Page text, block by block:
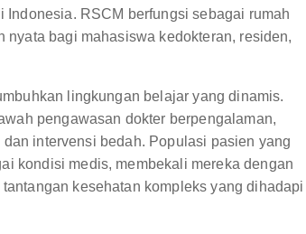
RSCM berfungsi sebagai rumah
bagi mahasiswa kedokteran, residen,
lingkungan belajar yang dinamis.
pengawasan dokter berpengalaman,
intervensi bedah. Populasi pasien yang
kondisi medis, membekali mereka dengan
kesehatan kompleks yang dihadapi